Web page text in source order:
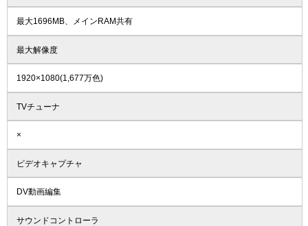
最大1696MB、メインRAM共有
最大解像度
1920×1080(1,677万色)
TVチューナ
×
ビデオキャプチャ
DV動画編集
サウンドコントローラ